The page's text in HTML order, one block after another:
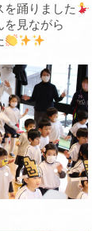
踊りました
を見ながら